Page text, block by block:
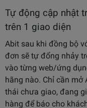
Tự động cập nhật
trên 1 giao diện
Abit sau khi đồng bộ
đơn sẽ tự đổng nhảy
vào từng web/ứng
hãng nào. Chỉ cần mở
thái chưa giao, đang
hàng để báo cho